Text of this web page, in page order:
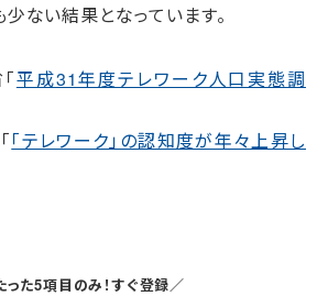
ない結果となっています。
平成31年度テレワーク人口実態調
「テレワーク」の認知度が年々上昇し
った5項目のみ！すぐ登録／